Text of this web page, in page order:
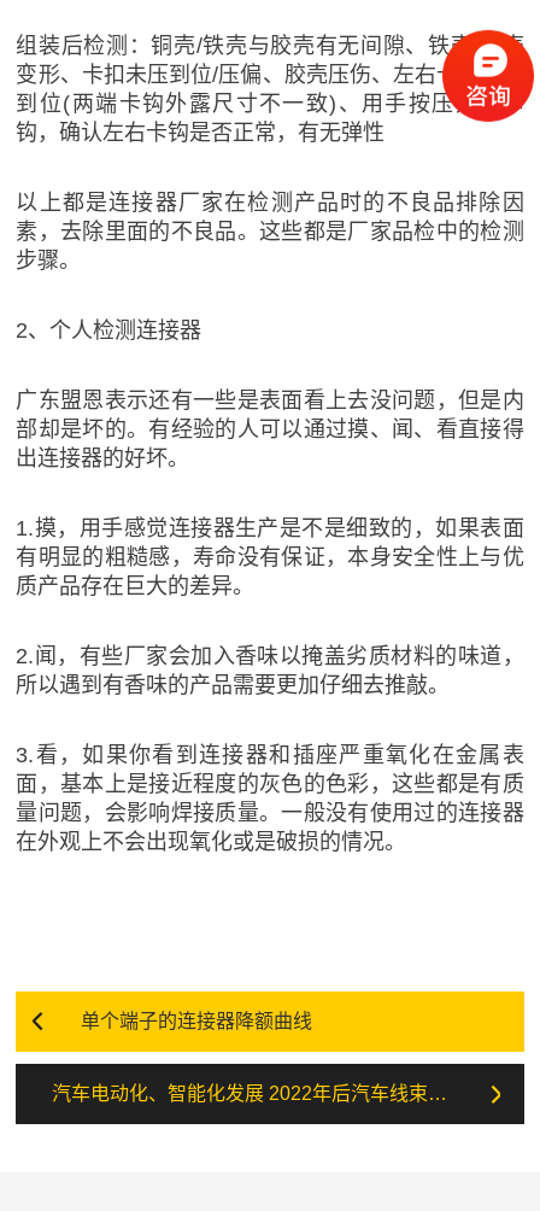
组装后检测：铜壳/铁壳与胶壳有无间隙、铁壳/铜壳
变形、卡扣未压到位/压偏、胶壳压伤、左右卡钩未装
到位(两端卡钩外露尺寸不一致)、用手按压几次卡
钩，确认左右卡钩是否正常，有无弹性
以上都是连接器厂家在检测产品时的不良品排除因
素，去除里面的不良品。这些都是厂家品检中的检测
步骤。
2、个人检测连接器
广东盟恩表示还有一些是表面看上去没问题，但是内
部却是坏的。有经验的人可以通过摸、闻、看直接得
出连接器的好坏。
1.摸，用手感觉连接器生产是不是细致的，如果表面
有明显的粗糙感，寿命没有保证，本身安全性上与优
质产品存在巨大的差异。
2.闻，有些厂家会加入香味以掩盖劣质材料的味道，
所以遇到有香味的产品需要更加仔细去推敲。
3.看，如果你看到连接器和插座严重氧化在金属表
面，基本上是接近程度的灰色的色彩，这些都是有质
量问题，会影响焊接质量。一般没有使用过的连接器
在外观上不会出现氧化或是破损的情况。
单个端子的连接器降额曲线
汽车电动化、智能化发展 2022年后汽车线束市场需求持续攀升